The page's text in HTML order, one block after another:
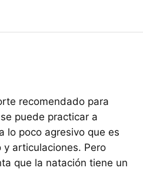
recomendado para
puede practicar a
lo poco agresivo que es
y articulaciones. Pero
que la natación tiene un